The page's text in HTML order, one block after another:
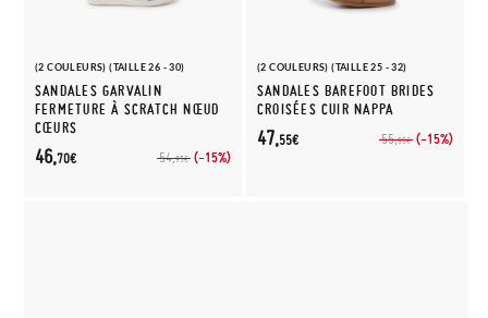
(2 COULEURS) (TAILLE 26 - 30)
SANDALES GARVALIN
FERMETURE À SCRATCH NŒUD
CŒURS
54,95€ (-15%)
46,70€
(2 COULEURS) (TAILLE 25 - 32)
SANDALES BAREFOOT BRIDES
CROISÉES CUIR NAPPA
55,95€ (-15%)
47,55€